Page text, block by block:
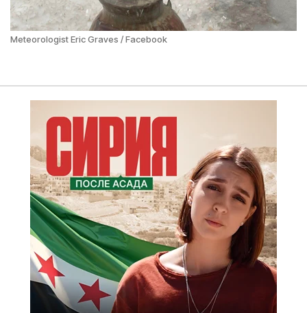
Meteorologist Eric Graves / Facebook